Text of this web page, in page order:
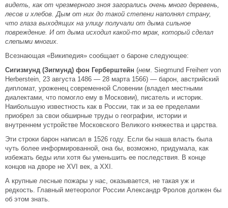
видеть, как от чрезмерного зноя загорались очень много деревень,
лесов и хлебов. Дым от них до такой степени наполнял страну,
что глаза выходящих на улицу получали от дыма сильное
повреждение. И от дыма исходил какой-то мрак, который сделал
слепыми многих.
Всезнающая «Википедия» сообщает о бароне следующее:
Сигизмунд (Зигмунд) фон Герберштейн (нем. Siegmund Freiherr von
Herberstein, 23 августа 1486 — 28 марта 1566) — барон, австрийский
дипломат, уроженец современной Словении (владел местными
диалектами, что помогло ему в Московии), писатель и историк.
Наибольшую известность как в России, так и за ее пределами
приобрел за свои обширные труды о географии, истории и
внутреннем устройстве Московского Великого княжества и царства.
Эти строки барон написал в 1526 году. Если бы наша власть была
чуть более информированной, она бы, возможно, придумала, как
избежать беды или хотя бы уменьшить ее последствия. В конце
концов на дворе не XVI век, а XXI.
А крупные лесные пожары у нас, оказывается, не такая уж и
редкость. Главный метеоролог России Александр Фролов должен бы
об этом знать.